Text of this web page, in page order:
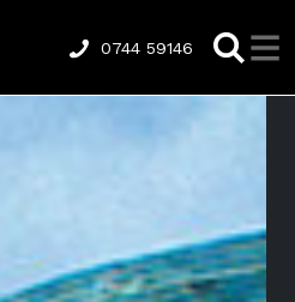
0744 59146